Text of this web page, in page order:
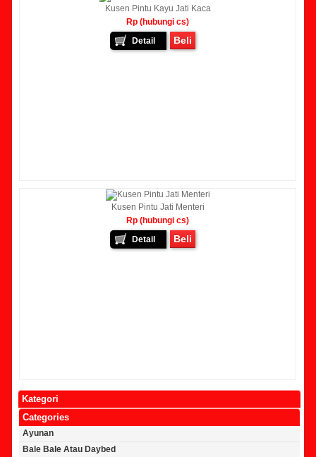
Kusen Pintu Kayu Jati Kaca
Rp (hubungi cs)
Detail
Beli
Kusen Pintu Jati Menteri
Rp (hubungi cs)
Detail
Beli
Kategori
Categories
Ayunan
Bale Bale Atau Daybed